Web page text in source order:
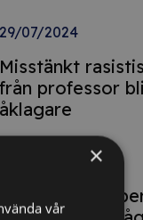
29/07/2024
Misstänkt
från professor
åklagare
SiS-hemmets
×
vår